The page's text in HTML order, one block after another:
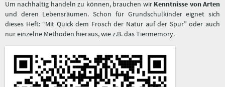
Um nachhaltig handeln zu können, brauchen wir Kenntnisse von Arten
und deren Lebensräumen. Schon für Grundschulkinder eignet sich
dieses Heft: “Mit Quick dem Frosch der Natur auf der Spur” oder auch
nur einzelne Methoden hieraus, wie z.B. das Tiermemory.